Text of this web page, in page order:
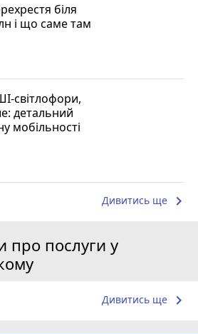
біля
і що саме там
світлофори,
детальний
мобільності
Дивитись ще keyboard_arrow_right
про послуги у
Дивитись ще keyboard_arrow_right